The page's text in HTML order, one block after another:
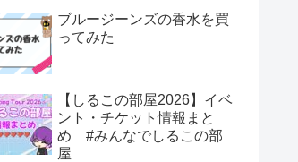
ブルージーンズの香水を買
ってみた
【しるこの部屋2026】イベ
ント・チケット情報まと
め #みんなでしるこの部
屋